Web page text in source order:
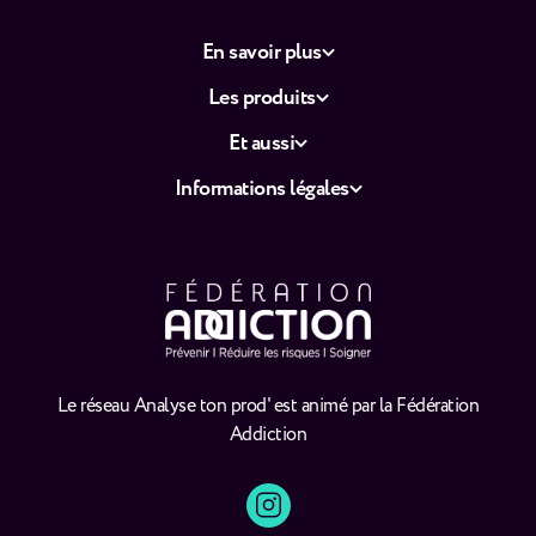
Le réseau Analyse ton prod' est animé par la Fédération
Addiction
En savoir plus
Les produits
Et aussi
Informations légales